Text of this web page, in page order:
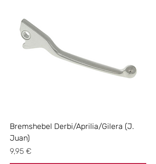
Bremshebel Derbi/Aprilia/Gilera (J.
Juan)
Preis
9,95 €